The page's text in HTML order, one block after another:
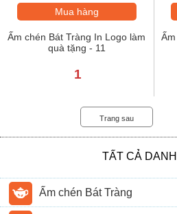
Mua hàng
Ấm chén Bát Tràng In Logo làm
quà tặng - 11
1
Trang sau
TẤT CẢ
Ấm chén Bát Tràng